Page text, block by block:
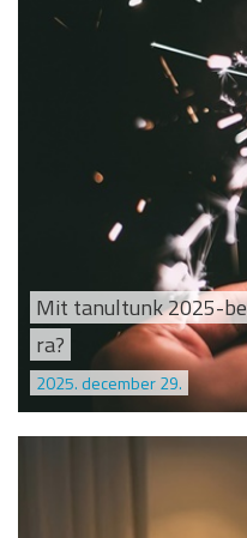
Mit tanultunk 2025-
ra?
2025. december 29.